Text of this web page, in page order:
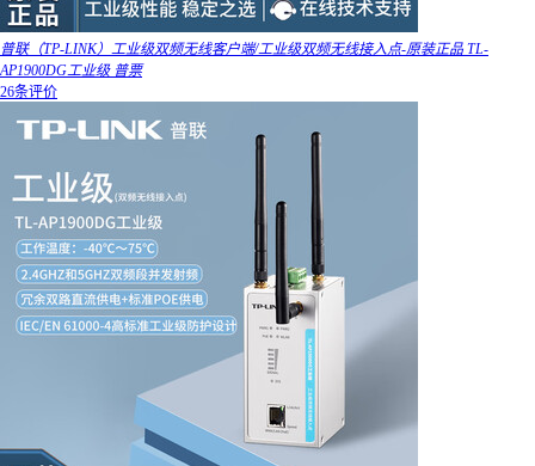
普联（TP-LINK）工业级双频无线客户端/工业级双频无线接入点-原装正品 TL-
AP1900DG工业级 普票
26条评价